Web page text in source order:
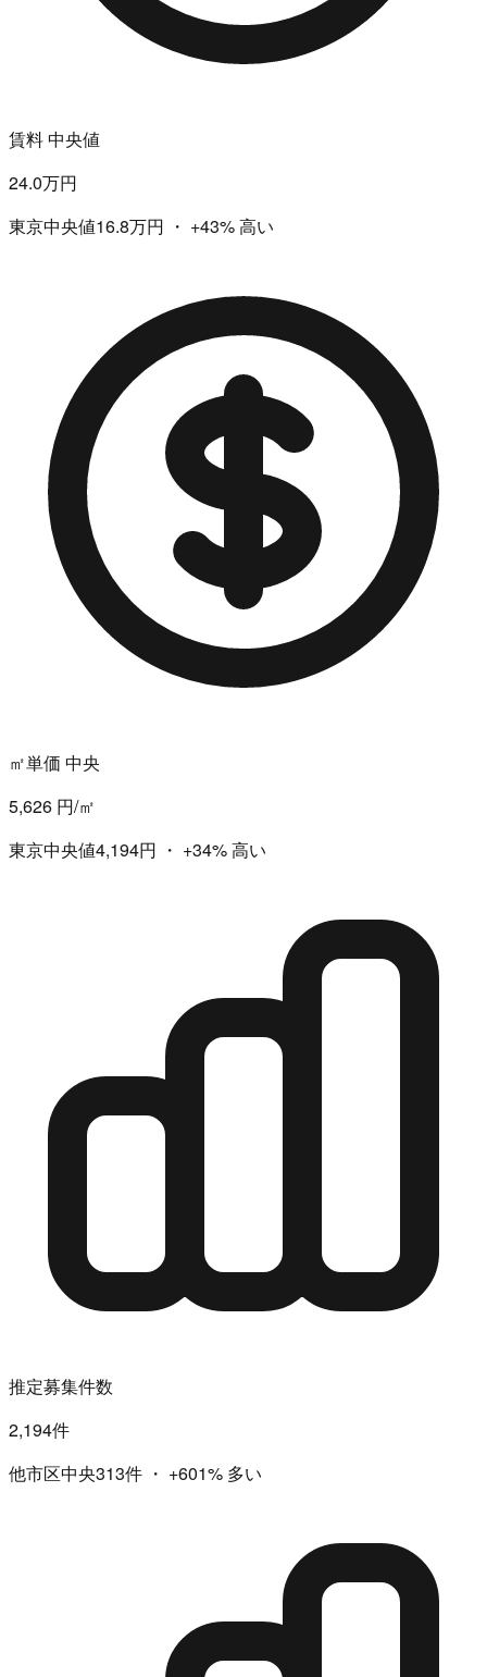
賃料 中央値
24.0万円
東京中央値16.8万円 ・ +43%高い
㎡単価 中央
5,626 円/㎡
東京中央値4,194円 ・ +34%高い
推定募集件数
2,194件
他市区中央313件 ・ +601% 多い